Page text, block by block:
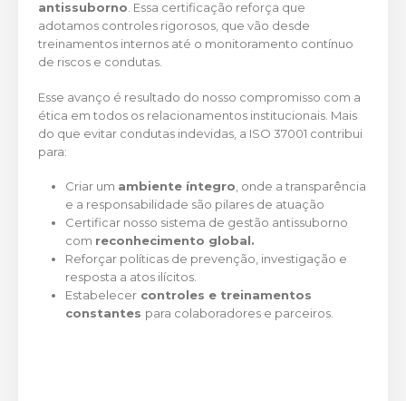
antissuborno . Essa certificação reforça que
adotamos controles rigorosos, que vão desde
treinamentos internos até o monitoramento contínuo
de riscos e condutas.
Esse avanço é resultado do nosso compromisso com a
ética em todos os relacionamentos institucionais. Mais
do que evitar condutas indevidas, a ISO 37001 contribui
para:
Criar um ambiente íntegro , onde a transparência
e a responsabilidade são pilares de atuação
Certificar nosso sistema de gestão antissuborno
com reconhecimento global.
Reforçar políticas de prevenção, investigação e
resposta a atos ilícitos.
Estabelecercontroles e treinamentos
constantes para colaboradores e parceiros.